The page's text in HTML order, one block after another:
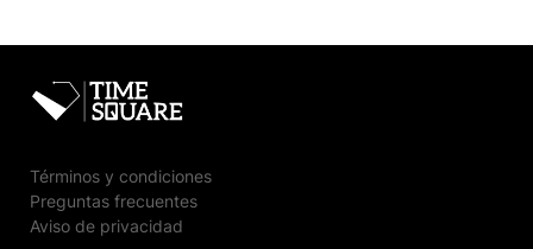
Términos y condiciones
Preguntas frecuentes
Aviso de privacidad